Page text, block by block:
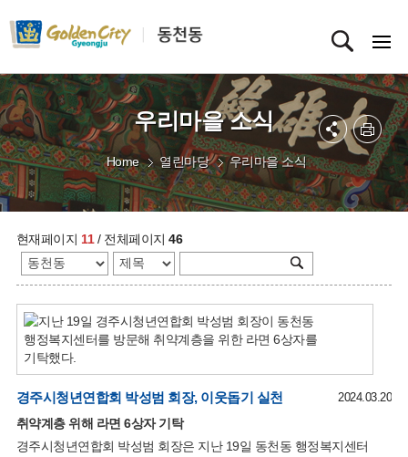
우리마을 소식
Home 열린마당 우리마을 소식
현재페이지 11/ 전체페이지46
경주시청년연합회 박성범 회장, 이웃돕기 실천 2024.03.20
취약계층 위해 라면 6상자 기탁
경주시청년연합회 박성범 회장은 지난 19일 동천동 행정복지센터